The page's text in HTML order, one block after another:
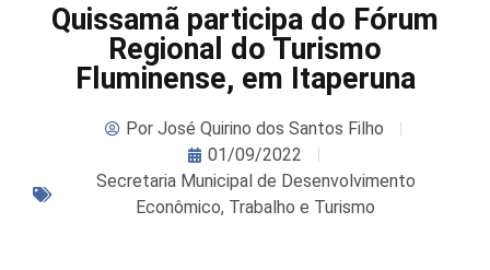
Quissamã participa do Fórum
Regional do Turismo
Fluminense, em Itaperuna
Por José Quirino dos Santos Filho
01/09/2022
Secretaria Municipal de Desenvolvimento
Econômico, Trabalho e Turismo